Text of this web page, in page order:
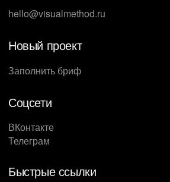
hello@visualmethod.ru
Новый проект
Заполнить бриф
Соцсети
ВКонтакте
Телеграм
Быстрые ссылки